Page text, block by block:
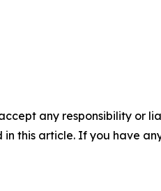
any responsibility or
this article. If you have